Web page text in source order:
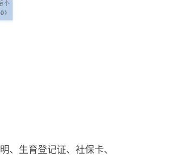
、生育登记证、社保卡、